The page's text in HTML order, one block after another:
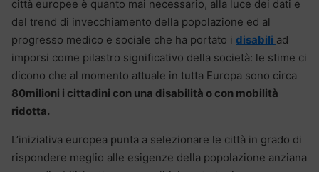
città europee è quanto mai necessario, alla luce dei dati e
del trend di invecchiamento della popolazione ed al
progresso medico e sociale che ha portato i disabili ad
imporsi come pilastro significativo della società: le stime ci
dicono che al momento attuale in tutta Europa sono circa
80milioni i cittadini con una disabilità o con mobilità
ridotta.
L’iniziativa europea punta a selezionare le città in grado di
rispondere meglio alle esigenze della popolazione anziana